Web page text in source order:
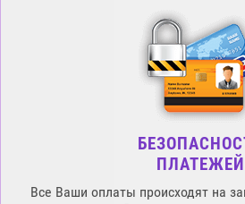
ПЛАТЕЖЕЙ
Все Ваши оплаты происходят на